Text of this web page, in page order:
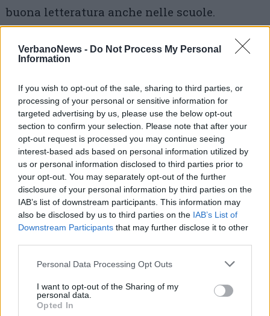
VerbanoNews - Do Not Process My Personal
Information
If you wish to opt-out of the sale, sharing to third parties, or
processing of your personal or sensitive information for
targeted advertising by us, please use the below opt-out
section to confirm your selection. Please note that after your
opt-out request is processed you may continue seeing
interest-based ads based on personal information utilized by
us or personal information disclosed to third parties prior to
your opt-out. You may separately opt-out of the further
disclosure of your personal information by third parties on the
IAB’s list of downstream participants. This information may
also be disclosed by us to third parties on the IAB’s List of
Downstream Participants that may further disclose it to other
Personal Data Processing Opt Outs
I want to opt-out of the Sharing of my
personal data.
Opted In
buona letteratura anche nelle scuole.
Via Confalonieri, 5
Castronno
Tutti gli eventi
diagosto
PIÙ INFORMAZIONI SU
verbania
CULTURA